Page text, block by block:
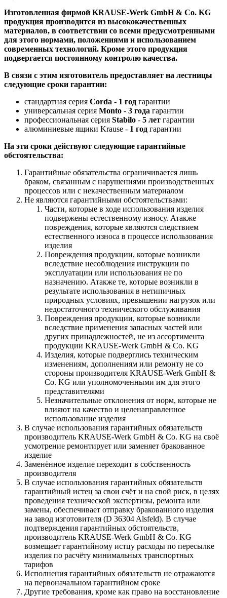
Изготовленная фирмой KRAUSE-Werk GmbH & Со. KG
продукция производится из высококачественных
материалов, в соответствии со всеми предусмотренными
для этого нормами, положениями и использованием
современных технологий. Кроме этого продукция
подвергается постоянному контролю качества.
В связи с этим изготовитель предоставляет на лестницы
следующие сроки гарантии:
стандартная серия Corda - 1 год гарантии
универсальная серия Monto - 3 года гарантии
профессиональная серия Stabilo - 5 лет гарантии
алюминиевые ящики Krause - 1 год гарантии
На эти сроки действуют следующие гарантийные
обстоятельства:
Гарантийные обязательства ограничивается лишь
браком, связанным с нарушениями производственных
процессов или с некачественным материалом
Не являются гарантийными обстоятельствами:
Части, которые в ходе использования изделия
подвержены естественному износу. Атакже
повреждения, которые являются следствием
естественного износа в процессе использования
изделия
Повреждения продукции, которые возникли
вследствие несоблюдения инструкции по
эксплуатации или использования не по
назначению. Атакже те, которые возникли в
результате использования в нетипичных
природных условиях, превышении нагрузок или
недостаточного технического обслуживания
Повреждения продукции, которые возникли
вследствие применения запасных частей или
других принадлежностей, не из ассортимента
продукции KRAUSE-Werk GmbH & Со. KG
Изделия, которые подверглись техническим
изменениям, дополнениям или ремонту не со
стороны производителя KRAUSE-Werk GmbH &
Со. KG или уполномоченными им для этого
представителями
Незначительные отклонения от норм, которые не
влияют на качество и целенаправленное
использование изделия
В случае использования гарантийных обязательств
производитель KRAUSE-Werk GmbH & Со. KG на своё
усмотрение ремонтирует или заменяет бракованное
изделие
Заменённое изделие переходит в собственность
производителя
В случае использования гарантийных обязательств
гарантийный истец за свои счёт и на свой риск, в целях
проведения технической экспертизы, ремонта или
замены, обеспечивает отправку бракованного изделия
на завод изготовителя (D 36304 Alsfeld). В случае
подтверждения гарантийных обстоятельств,
производитель KRAUSE-Werk GmbH & Со. KG
возмещает гарантийному истцу расходы по пересылке
изделия по расчёту минимальных транспортных
тарифов
Исполнения гарантийных обязательств не отражаются
на первоначальном гарантийном сроке
Другие требования, кроме как право на восстановление